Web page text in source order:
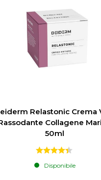
Relastonic Crema
Collagene
50ml
Disponibile